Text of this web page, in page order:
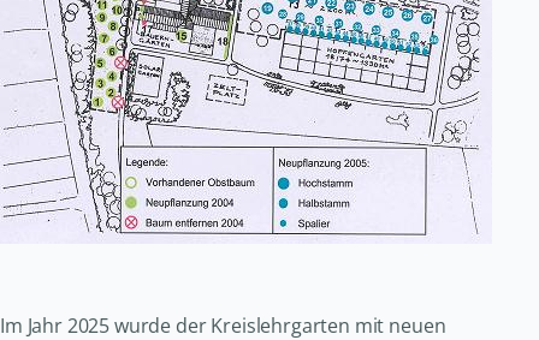
Im Jahr 2025 wurde der Kreislehrgarten mit neuen